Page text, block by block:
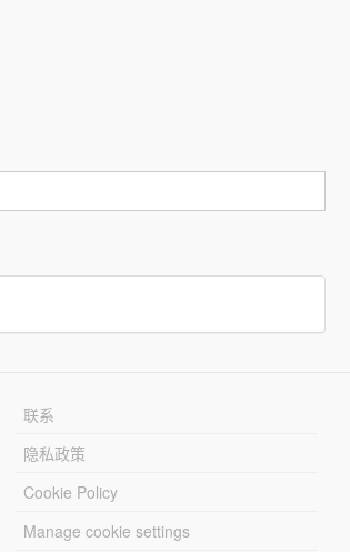
联系
隐私政策
Cookie Policy
Manage cookie settings